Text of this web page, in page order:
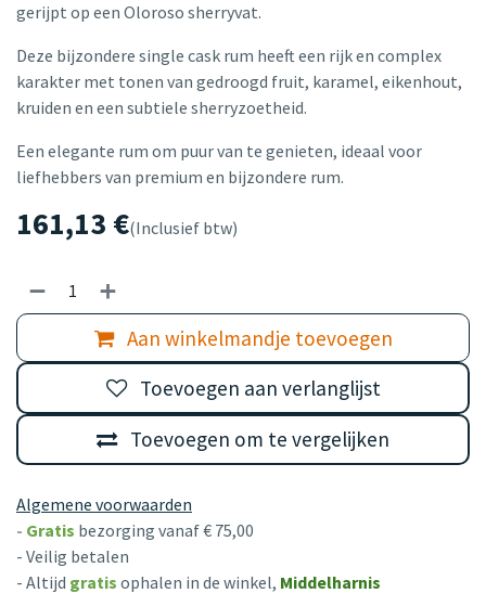
gerijpt op een Oloroso sherryvat.
Deze bijzondere single cask rum heeft een rijk en complex
karakter met tonen van gedroogd fruit, karamel, eikenhout,
kruiden en een subtiele sherryzoetheid.
Een elegante rum om puur van te genieten, ideaal voor
liefhebbers van premium en bijzondere rum.
161,13 €(Inclusief btw)
Aan winkelmandje toevoegen
Toevoegen om te vergelijken
Toevoegen aan verlanglijst
Algemene voorwaarden
- Gratis bezorging vanaf € 75,00
- Veilig betalen
- Altijd gratis ophalen in de winkel, Middelharnis